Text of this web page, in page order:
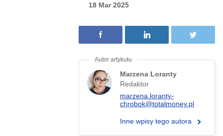
18 Mar 2025
Marzena Loranty
Redaktor
marzena.loranty-
chrobok@totalmoney.pl
Inne wpisy tego autora